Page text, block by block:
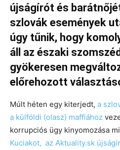
újságírót és
szlovák események
úgy tűnik, hogy
áll az északi
gyökeresen
előrehozott
Múlt héten egy kiterjedt, a
a külföldi (olasz) maffiához
korrupciós ügy kinyomozása
Kuciakot, az Aktuality.sk